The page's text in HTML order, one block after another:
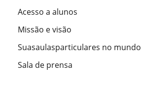
Acesso a alunos
Missão e visão
Suasaulasparticulares no mundo
Sala de prensa